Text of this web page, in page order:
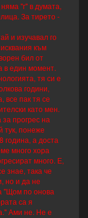
"г" в думата,
За тирето -
и изучавал го
към
бил от
в един момент.
тя си е
години,
все пак тя се
като мен.
прогрес на
тук, понеже
година, а доста
много хора
много. Е,
знае, така че
но и да не
"Щом по онова
са я
Ами не. Не е